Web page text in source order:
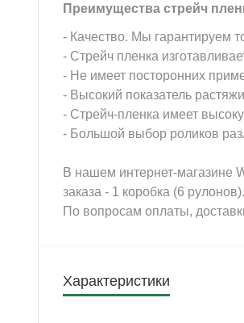
Преимущества стрейч
- Качество. Мы гарантируем
- Стрейч пленка
- Не имеет посторонних
- Высокий показатель рас
- Стрейч-пленка имеет
- Большой выбор роликов
В нашем интернет-магазине
заказа - 1 коробка (6 рулонов).
По вопросам оплаты,
Характеристики